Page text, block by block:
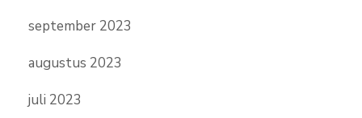
september 2023
augustus 2023
juli 2023